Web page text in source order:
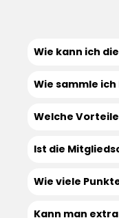
Wie kann ich
Wie sammle ich
Welche
Ist die
Wie viele
Kann man